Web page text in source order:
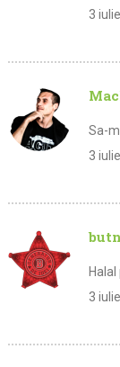
3
Sa-
3
3